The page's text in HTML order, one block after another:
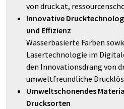
von druck.at,
Innovative
und Effizienz
Wasserbasierte Farben
Lasertechnologie im
den Innovationsdrang von
umweltfreundliche
Umweltschonendes
Drucksorten